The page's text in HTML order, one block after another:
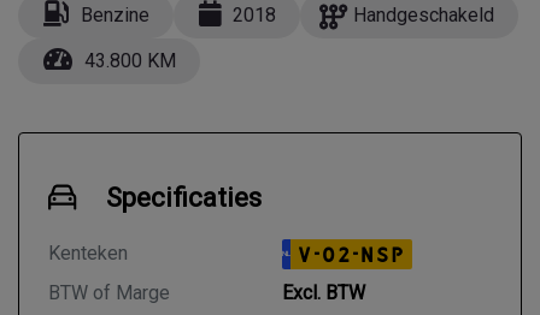
Benzine 2018
Handgeschakeld
43.800 KM
Specificaties
Kenteken NL V-02-NSP
BTW of Marge
Excl. BTW